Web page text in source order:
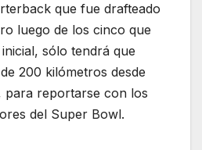
que fue drafteado
luego de los cinco que
sólo tendrá que
200 kilómetros desde
para reportarse con los
del Super Bowl.